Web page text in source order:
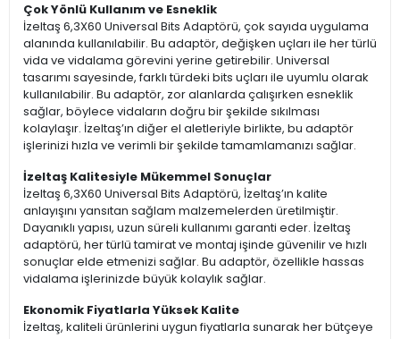
Çok Yönlü Kullanım ve Esneklik
İzeltaş 6,3X60 Universal Bits Adaptörü, çok sayıda uygulama
alanında kullanılabilir. Bu adaptör, değişken uçları ile her türlü
vida ve vidalama görevini yerine getirebilir. Universal
tasarımı sayesinde, farklı türdeki bits uçları ile uyumlu olarak
kullanılabilir. Bu adaptör, zor alanlarda çalışırken esneklik
sağlar, böylece vidaların doğru bir şekilde sıkılması
kolaylaşır. İzeltaş’ın diğer el aletleriyle birlikte, bu adaptör
işlerinizi hızla ve verimli bir şekilde tamamlamanızı sağlar.
İzeltaş Kalitesiyle Mükemmel Sonuçlar
İzeltaş 6,3X60 Universal Bits Adaptörü, İzeltaş’ın kalite
anlayışını yansıtan sağlam malzemelerden üretilmiştir.
Dayanıklı yapısı, uzun süreli kullanımı garanti eder. İzeltaş
adaptörü, her türlü tamirat ve montaj işinde güvenilir ve hızlı
sonuçlar elde etmenizi sağlar. Bu adaptör, özellikle hassas
vidalama işlerinizde büyük kolaylık sağlar.
Ekonomik Fiyatlarla Yüksek Kalite
İzeltaş, kaliteli ürünlerini uygun fiyatlarla sunarak her bütçeye